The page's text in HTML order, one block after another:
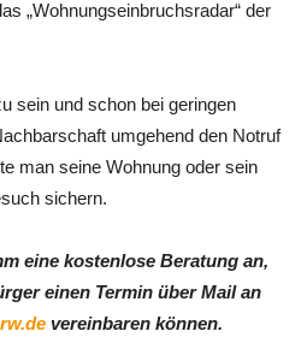
„Wohnungseinbruchsradar“ der
sein und schon bei geringen
umgehend den Notruf
man seine Wohnung oder sein
sichern.
eine kostenlose Beratung an,
einen Termin über Mail an
vereinbaren können.